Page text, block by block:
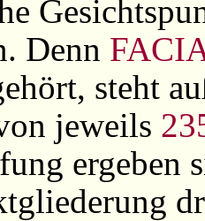
Denn
steht
jeweils
ergeben